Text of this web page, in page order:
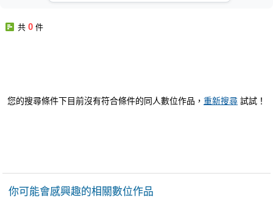
共0 件
您的搜尋條件下目前沒有符合條件的同人數位作品， 重新搜尋 試試！
你可能會感興趣的相關數位作品